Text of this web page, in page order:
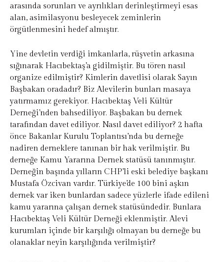
arasında sorunları ve ayrılıkları derinleştirmeyi esas
alan, asimilasyonu besleyecek zeminlerin
örgütlenmesini hedef almıştır.
Yine devletin verdiği imkanlarla, rüşvetin arkasına
sığınarak Hacıbektaş’a gidilmiştir. Bu tören nasıl
organize edilmiştir? Kimlerin davetlisi olarak Sayın
Başbakan oradadır? Biz Alevilerin bunları masaya
yatırmamız gerekiyor. Hacıbektaş Veli Kültür
Derneği’nden bahsediliyor. Başbakan bu dernek
tarafından davet ediliyor. Nasıl davet ediliyor? 2 hafta
önce Bakanlar Kurulu Toplantısı’nda bu derneğe
nadiren derneklere tanınan bir hak verilmiştir. Bu
derneğe Kamu Yararına Dernek statüsü tanınmıştır.
Derneğin başında yılların CHP’li eski belediye başkanı
Mustafa Özcivan vardır. Türkiye’de 100 bini aşkın
dernek var iken bunlardan sadece yüzlerle ifade edileni
kamu yararına çalışan dernek statüsündedir. Bunlara
Hacıbektaş Veli Kültür Derneği eklenmiştir. Alevi
kurumları içinde bir karşılığı olmayan bu derneğe bu
olanaklar neyin karşılığında verilmiştir?